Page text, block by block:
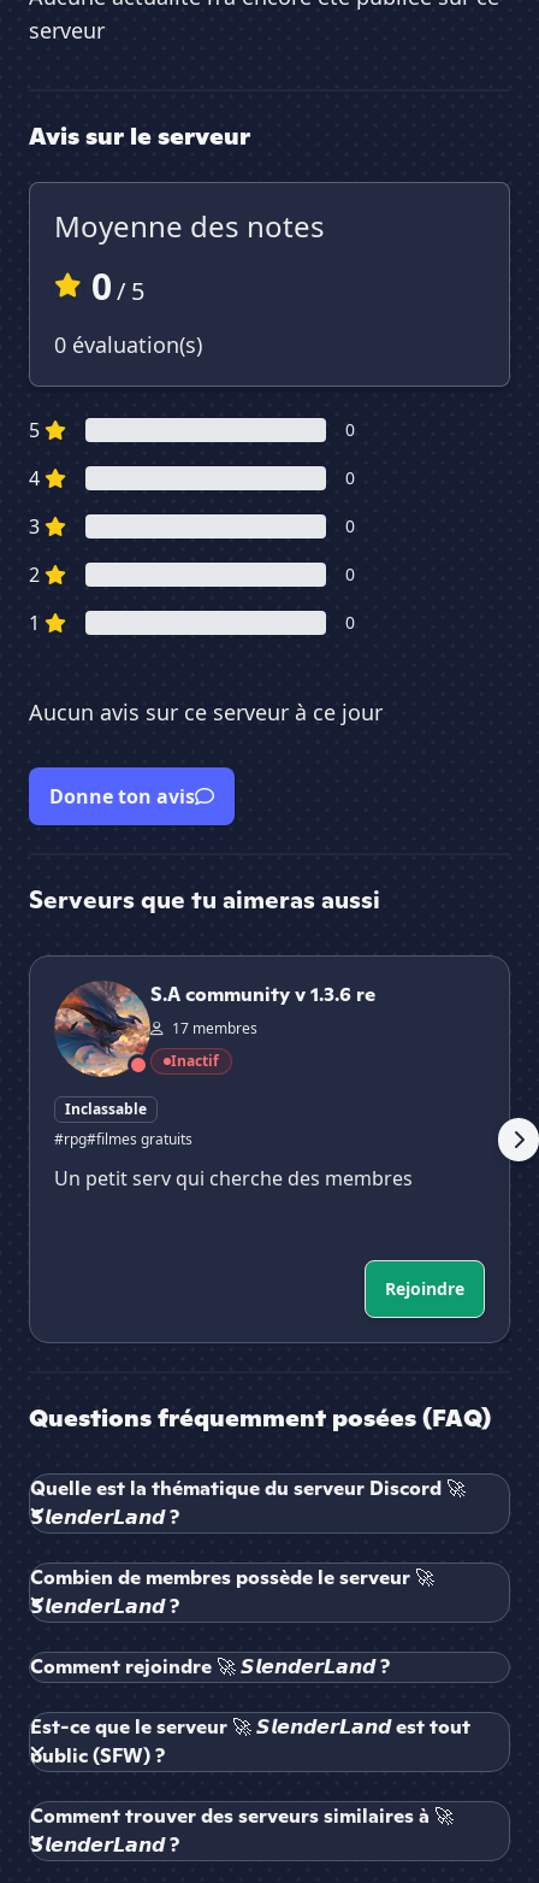
serveur
Avis sur le serveur
Moyenne des notes
0/ 5
0 évaluation(s)
5 0
4 0
3 0
2 0
1 0
Aucun avis sur ce serveur à ce jour
Donne ton avis
Serveurs que tu aimeras aussi
S.A community v 1.3.6 re
S.A community v 1.3.6 re
17 membres
Inactif
Inclassable
#rpg#filmes gratuits
Un petit serv qui cherche des membres
Rejoindre
Questions fréquemment posées (FAQ)
Quelle est la thématique du serveur Discord 🚀
𝙎𝙡𝙚𝙣𝙙𝙚𝙧𝙇𝙖𝙣𝙙 ?
Combien de membres possède le serveur 🚀
𝙎𝙡𝙚𝙣𝙙𝙚𝙧𝙇𝙖𝙣𝙙 ?
Comment rejoindre 🚀 𝙎𝙡𝙚𝙣𝙙𝙚𝙧𝙇𝙖𝙣𝙙 ?
Est-ce que le serveur 🚀 𝙎𝙡𝙚𝙣𝙙𝙚𝙧𝙇𝙖𝙣𝙙 est tout
public (SFW) ?
Comment trouver des serveurs similaires à 🚀
𝙎𝙡𝙚𝙣𝙙𝙚𝙧𝙇𝙖𝙣𝙙 ?